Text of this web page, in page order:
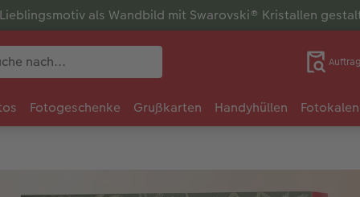
als Wandbild mit Swarovski® Kristallen
Fotogeschenke Grußkarten Handyhüllen